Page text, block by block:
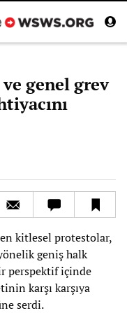
genel grev
kitlesel protestolar,
geniş halk
perspektif içinde
karşı karşıya
serdi.